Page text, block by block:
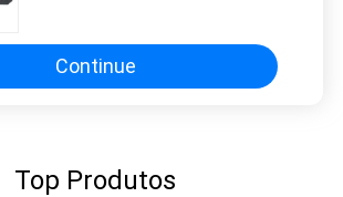
Continue
Top Produtos